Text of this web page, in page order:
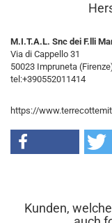
M.I.T.A.L. Snc dei F.lli
Via di Cappello 31
50023 Impruneta
tel:+390552011414
https://
Kunden,